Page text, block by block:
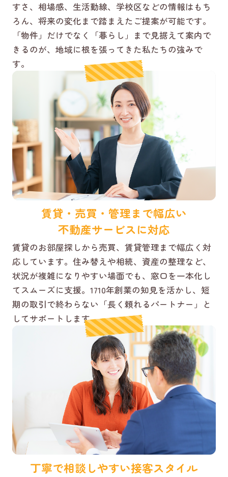
すさ、相場感、生活動線、学校区などの情報はもち
ろん、将来の変化まで踏まえたご提案が可能です。
「物件」だけでなく「暮らし」まで見据えて案内で
きるのが、地域に根を張ってきた私たちの強みで
す。
賃貸・売買・管理まで幅広い
不動産サービスに対応
賃貸のお部屋探しから売買、賃貸管理まで幅広く対
応しています。住み替えや相続、資産の整理など、
状況が複雑になりやすい場面でも、窓口を一本化し
てスムーズに支援。1710年創業の知見を活かし、短
期の取引で終わらない「長く頼れるパートナー」と
してサポートします。
丁寧で相談しやすい接客スタイル